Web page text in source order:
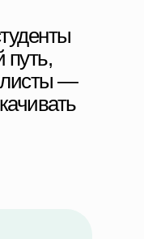
путь,
—